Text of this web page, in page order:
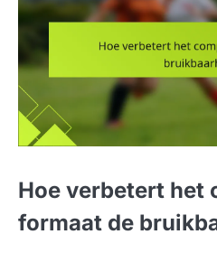
Hoe verbetert het
formaat de